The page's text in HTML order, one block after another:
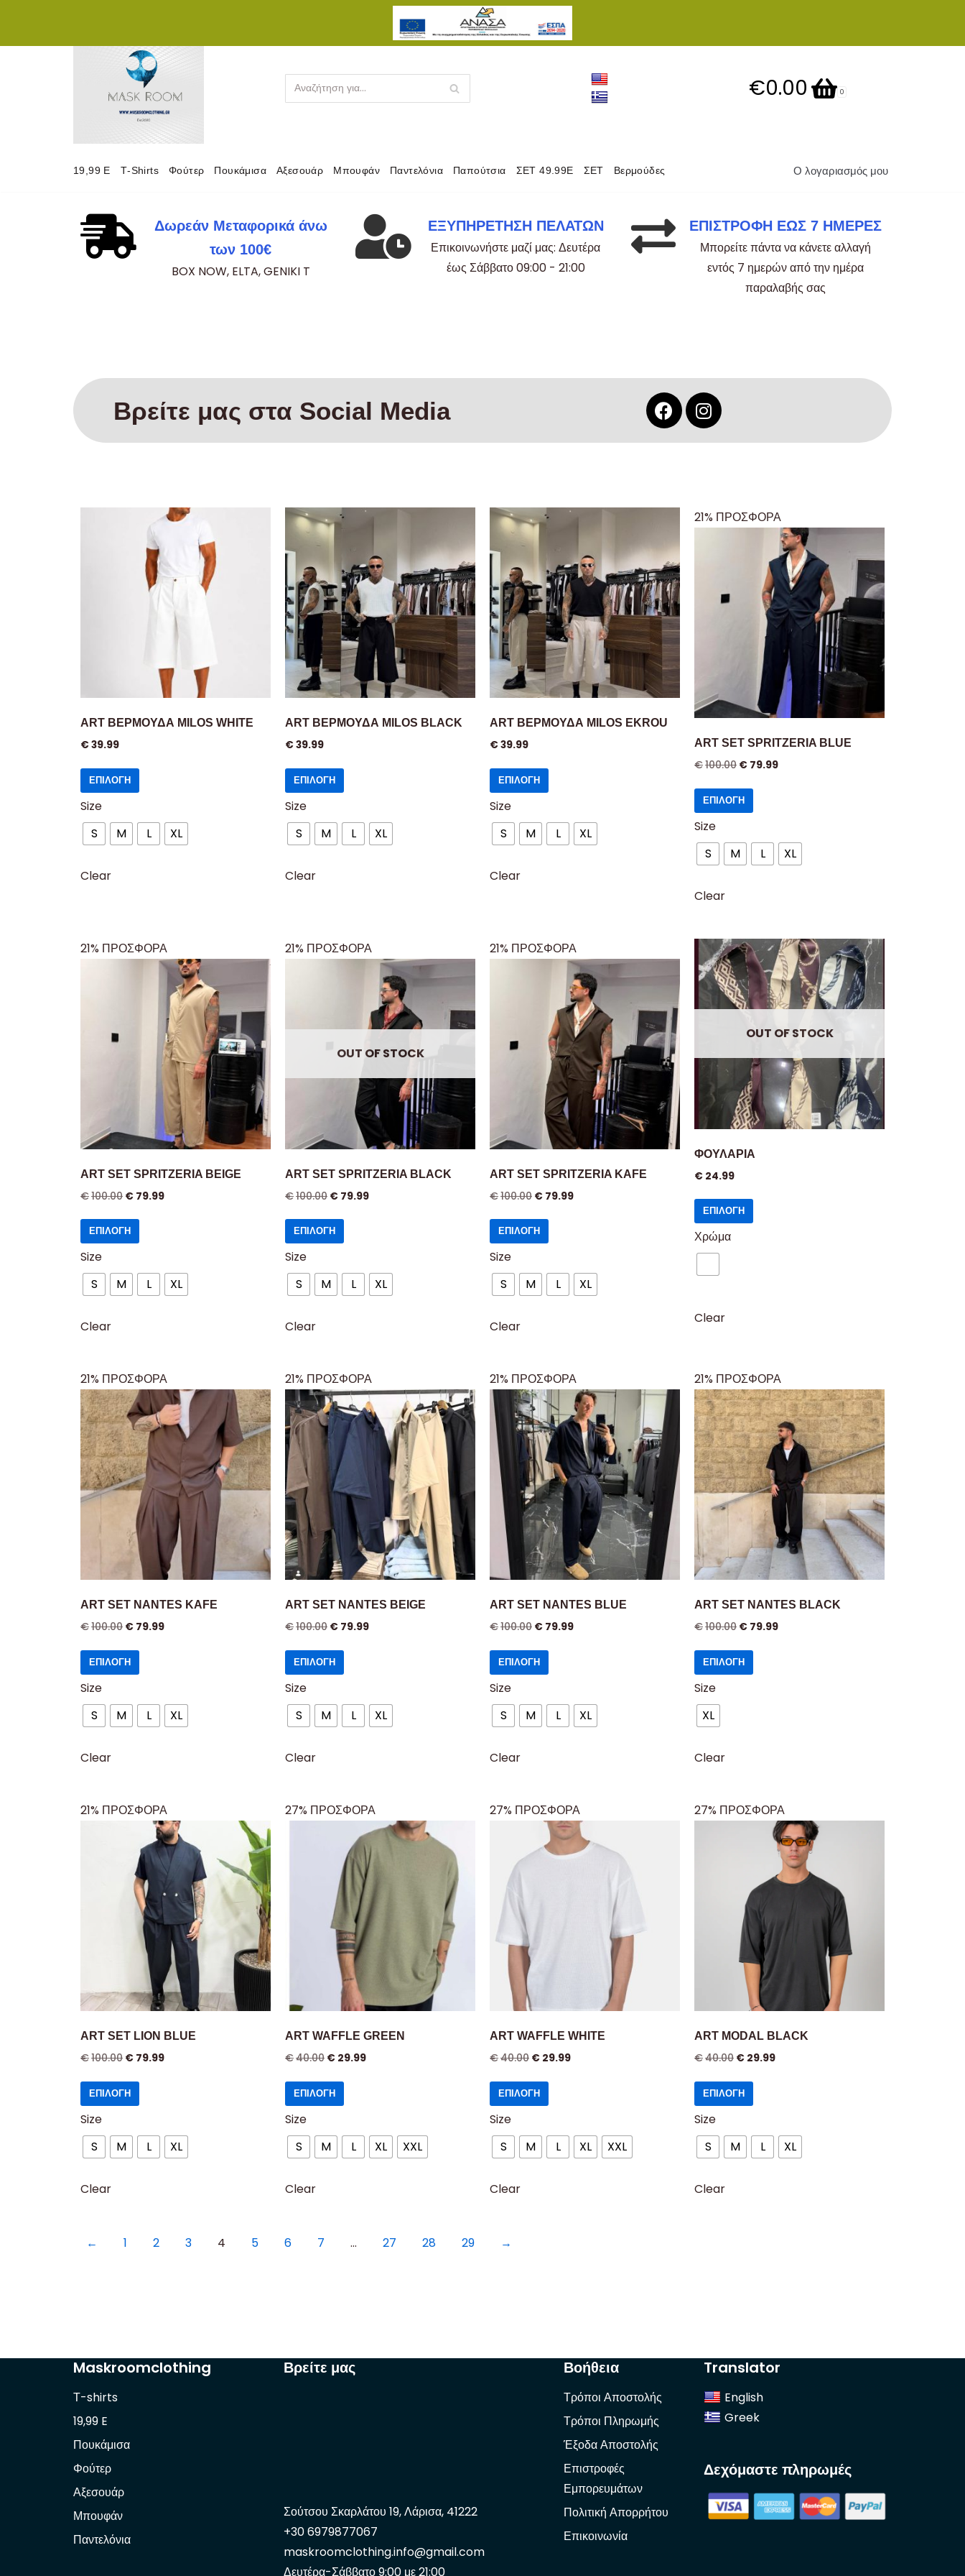
maskroomclothing.info@gmail.com
€0.00 0
19,99 E Τ-Shirts Φούτερ Πουκάμισα Αξεσουάρ Μπουφάν Παντελόνια Παπούτσια ΣΕΤ 49.99Ε ΣΕΤ Βερμούδες Ο λογαριασμός μου
Δωρεάν Μεταφορικά άνω
των 100€
BOX NOW, ELTA, GENIKI T
ΕΞΥΠΗΡΕΤΗΣΗ ΠΕΛΑΤΩΝ
Επικοινωνήστε μαζί μας: Δευτέρα
έως Σάββατο 09:00 - 21:00
ΕΠΙΣΤΡΟΦΗ ΕΩΣ 7 ΗΜΕΡΕΣ
Μπορείτε πάντα να κάνετε αλλαγή
εντός 7 ημερών από την ημέρα
παραλαβής σας
Βρείτε μας στα Social Media
ART ΒΕΡΜΟΥΔΑ MILOS WHITE
€39.99
ΕΠΙΛΟΓΉ
Size
S
M L XL
Clear
ART ΒΕΡΜΟΥΔΑ MILOS BLACK
€39.99
ΕΠΙΛΟΓΉ
Size
S
M L XL
Clear
ART ΒΕΡΜΟΥΔΑ MILOS EKROU
€39.99
ΕΠΙΛΟΓΉ
Size
S
M L XL
Clear
21% ΠΡΟΣΦΟΡΑ
ART SET SPRITZERIA BLUE
€100.00 € 79.99
ΕΠΙΛΟΓΉ
Size
S
M L XL
Clear
21% ΠΡΟΣΦΟΡΑ
ART SET SPRITZERIA BEIGE
€100.00 € 79.99
ΕΠΙΛΟΓΉ
Size
S
M L XL
Clear
21% ΠΡΟΣΦΟΡΑ
OUT OF STOCK
ART SET SPRITZERIA BLACK
€100.00 € 79.99
ΕΠΙΛΟΓΉ
Size
S
M L XL
Clear
21% ΠΡΟΣΦΟΡΑ
ART SET SPRITZERIA KAFE
€100.00 € 79.99
ΕΠΙΛΟΓΉ
Size
S
M L XL
Clear
OUT OF STOCK
ΦΟΥΛΑΡΙΑ
€ 24.99
ΕΠΙΛΟΓΉ
Χρώμα
Clear
21% ΠΡΟΣΦΟΡΑ
ART SET NANTES KAFE
€100.00 € 79.99
ΕΠΙΛΟΓΉ
Size
S
M L XL
Clear
21% ΠΡΟΣΦΟΡΑ
ART SET NANTES BEIGE
€100.00 € 79.99
ΕΠΙΛΟΓΉ
Size
S
M L XL
Clear
21% ΠΡΟΣΦΟΡΑ
ART SET NANTES BLUE
€100.00 € 79.99
ΕΠΙΛΟΓΉ
Size
S
M L XL
Clear
21% ΠΡΟΣΦΟΡΑ
ART SET NANTES BLACK
€100.00 € 79.99
ΕΠΙΛΟΓΉ
Size
XL
Clear
21% ΠΡΟΣΦΟΡΑ
ART SET LION BLUE
€100.00 € 79.99
ΕΠΙΛΟΓΉ
Size
S
M L XL
Clear
27% ΠΡΟΣΦΟΡΑ
ART WAFFLE GREEN
€40.00 € 29.99
ΕΠΙΛΟΓΉ
Size
S
M L XL XXL
Clear
27% ΠΡΟΣΦΟΡΑ
ART WAFFLE WHITE
€40.00 € 29.99
ΕΠΙΛΟΓΉ
Size
S
M L XL XXL
Clear
27% ΠΡΟΣΦΟΡΑ
ART MODAL BLACK
€40.00 € 29.99
ΕΠΙΛΟΓΉ
Size
S
M L XL
Clear
← 1 2 3 4 5 6 7 … 27 28 29 →
Maskroomclothing
Τ-shirts
19,99 E
Πουκάμισα
Φούτερ
Αξεσουάρ
Μπουφάν
Παντελόνια
Βρείτε μας
Σούτσου Σκαρλάτου 19, Λάρισα, 41222
+30 6979877067
maskroomclothing.info@gmail.com
Δευτέρα-Σάββατο 9:00 με 21:00
Βοήθεια
Τρόποι Αποστολής
Τρόποι Πληρωμής
Έξοδα Αποστολής
Επιστροφές
Εμπορευμάτων
Πολιτική Απορρήτου
Επικοινωνία
Translator
English
Greek
Δεχόμαστε πληρωμές